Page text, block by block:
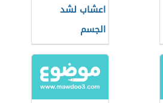
اعشاب لشد
الجسم